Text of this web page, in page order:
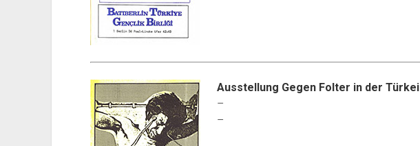
Ausstellung Gegen Folter in der Türkei
–
–